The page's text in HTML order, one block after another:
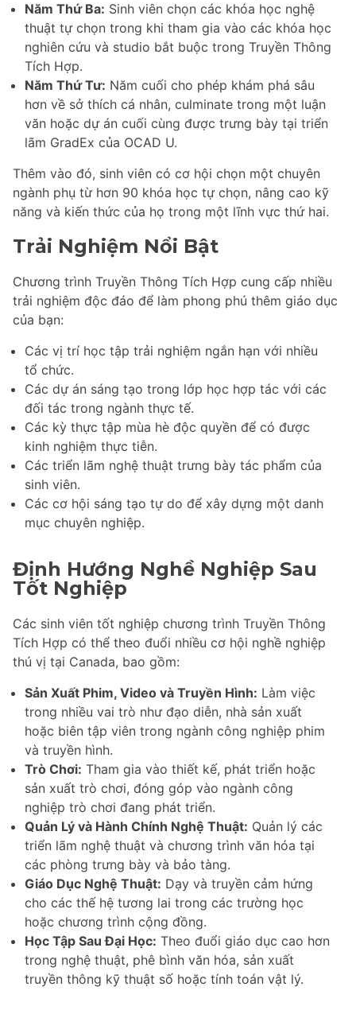
Năm Thứ Ba: Sinh viên chọn các khóa học nghệ
thuật tự chọn trong khi tham gia vào các khóa học
nghiên cứu và studio bắt buộc trong Truyền Thông
Tích Hợp.
Năm Thứ Tư: Năm cuối cho phép khám phá sâu
hơn về sở thích cá nhân, culminate trong một luận
văn hoặc dự án cuối cùng được trưng bày tại triển
lãm GradEx của OCAD U.
Thêm vào đó, sinh viên có cơ hội chọn một chuyên
ngành phụ từ hơn 90 khóa học tự chọn, nâng cao kỹ
năng và kiến thức của họ trong một lĩnh vực thứ hai.
Trải Nghiệm Nổi Bật
Chương trình Truyền Thông Tích Hợp cung cấp nhiều
trải nghiệm độc đáo để làm phong phú thêm giáo dục
của bạn:
Các vị trí học tập trải nghiệm ngắn hạn với nhiều
tổ chức.
Các dự án sáng tạo trong lớp học hợp tác với các
đối tác trong ngành thực tế.
Các kỳ thực tập mùa hè độc quyền để có được
kinh nghiệm thực tiễn.
Các triển lãm nghệ thuật trưng bày tác phẩm của
sinh viên.
Các cơ hội sáng tạo tự do để xây dựng một danh
mục chuyên nghiệp.
Định Hướng Nghề Nghiệp Sau
Tốt Nghiệp
Các sinh viên tốt nghiệp chương trình Truyền Thông
Tích Hợp có thể theo đuổi nhiều cơ hội nghề nghiệp
thú vị tại Canada, bao gồm:
Sản Xuất Phim, Video và Truyền Hình: Làm việc
trong nhiều vai trò như đạo diễn, nhà sản xuất
hoặc biên tập viên trong ngành công nghiệp phim
và truyền hình.
Trò Chơi: Tham gia vào thiết kế, phát triển hoặc
sản xuất trò chơi, đóng góp vào ngành công
nghiệp trò chơi đang phát triển.
Quản Lý và Hành Chính Nghệ Thuật: Quản lý các
triển lãm nghệ thuật và chương trình văn hóa tại
các phòng trưng bày và bảo tàng.
Giáo Dục Nghệ Thuật: Dạy và truyền cảm hứng
cho các thế hệ tương lai trong các trường học
hoặc chương trình cộng đồng.
Học Tập Sau Đại Học: Theo đuổi giáo dục cao hơn
trong nghệ thuật, phê bình văn hóa, sản xuất
truyền thông kỹ thuật số hoặc tính toán vật lý.